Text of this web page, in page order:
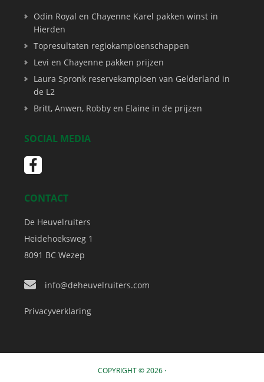
Odin Royal en Chayenne Karel pakken winst in
Hierden
Topresultaten regiokampioenschappen
Levi en Chayenne pakken prijzen
Laura Spronk reservekampioen van Gelderland in
de L2
Britt, Anwen, Robby en Elaine in de prijzen
SOCIAL MEDIA
CONTACT
De Heuvelruiters
Heidehoeksweg 1
8091 BC Wezep
info@deheuvelruiters.com
Privacyverklaring
COPYRIGHT © 2026 ·